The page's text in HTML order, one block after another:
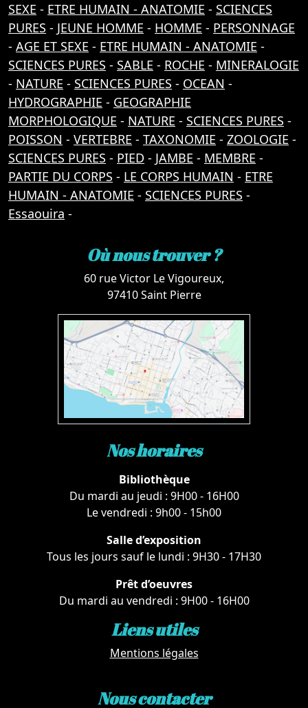
SEXE - ETRE HUMAIN - ANATOMIE - SCIENCES
PURES - JEUNE HOMME - HOMME - PERSONNAGE
- AGE ET SEXE - ETRE HUMAIN - ANATOMIE -
SCIENCES PURES - SABLE - ROCHE - MINERALOGIE
- NATURE - SCIENCES PURES - OCEAN -
HYDROGRAPHIE - GEOGRAPHIE
MORPHOLOGIQUE - NATURE - SCIENCES PURES -
POISSON - VERTEBRE - TAXONOMIE - ZOOLOGIE -
SCIENCES PURES - PIED - JAMBE - MEMBRE -
PARTIE DU CORPS - LE CORPS HUMAIN - ETRE
HUMAIN - ANATOMIE - SCIENCES PURES -
Essaouira -
Où nous trouver ?
60 rue Victor Le Vigoureux,
97410 Saint Pierre
Nos horaires
Bibliothèque
Du mardi au jeudi : 9H00 - 16H00
Le vendredi : 9h00 - 15h00
Salle d’exposition
Tous les jours sauf le lundi : 9H30 - 17H30
Prêt d’oeuvres
Du mardi au vendredi : 9H00 - 16H00
Liens utiles
Mentions légales
Nous contacter